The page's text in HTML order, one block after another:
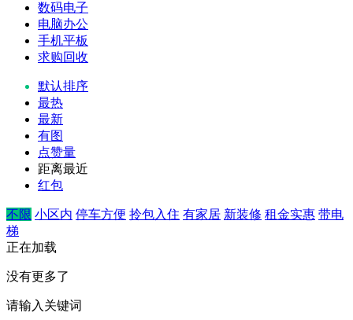
数码电子
电脑办公
手机平板
求购回收
默认排序
最热
最新
有图
点赞量
距离最近
红包
不限 小区内 停车方便 拎包入住 有家居 新装修 租金实惠 带电
梯
正在加载
没有更多了
请输入关键词